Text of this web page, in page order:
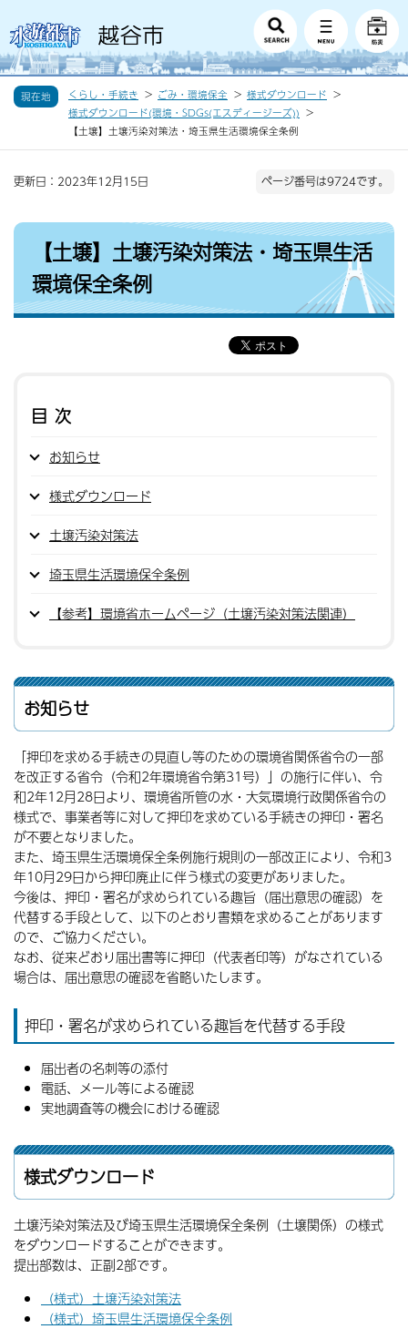
現在地 くらし・手続き ごみ・環境保全
様式ダウンロード
様式ダウンロード(環境・SDGs(エスディージーズ))
【土壌】土壌汚染対策法・埼玉県生活環境保全条例
更新日：2023年12月15日 ページ番号は9724です。
【土壌】土壌汚染対策法・埼玉県生活
環境保全条例
目次
お知らせ
様式ダウンロード
土壌汚染対策法
埼玉県生活環境保全条例
【参考】環境省ホームページ（土壌汚染対策法関連）
お知らせ
「押印を求める手続きの見直し等のための環境省関係省令の一部
を改正する省令（令和2年環境省令第31号）」の施行に伴い、令
和2年12月28日より、環境省所管の水・大気環境行政関係省令の
様式で、事業者等に対して押印を求めている手続きの押印・署名
が不要となりました。
また、埼玉県生活環境保全条例施行規則の一部改正により、令和3
年10月29日から押印廃止に伴う様式の変更がありました。
今後は、押印・署名が求められている趣旨（届出意思の確認）を
代替する手段として、以下のとおり書類を求めることがあります
ので、ご協力ください。
なお、従来どおり届出書等に押印（代表者印等）がなされている
場合は、届出意思の確認を省略いたします。
押印・署名が求められている趣旨を代替する手段
届出者の名刺等の添付
電話、メール等による確認
実地調査等の機会における確認
様式ダウンロード
土壌汚染対策法及び埼玉県生活環境保全条例（土壌関係）の様式
をダウンロードすることができます。
提出部数は、正副2部です。
（様式）土壌汚染対策法
（様式）埼玉県生活環境保全条例